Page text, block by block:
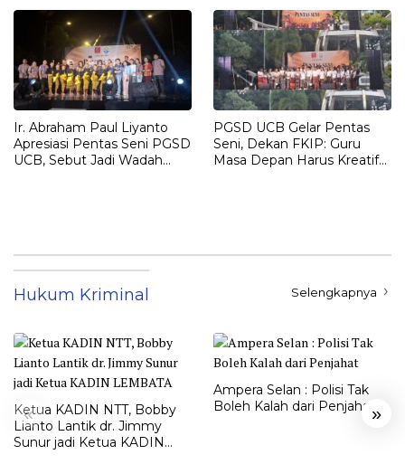
Ir. Abraham Paul Liyanto
Apresiasi Pentas Seni PGSD
UCB, Sebut Jadi Wadah
PGSD UCB Gelar Pentas
Seni, Dekan FKIP: Guru
Masa Depan Harus Kreatif
Hukum Kriminal Selengkapnya
« »
Ketua KADIN NTT, Bobby
Lianto Lantik dr. Jimmy
Sunur jadi Ketua KADIN
Ampera Selan : Polisi Tak
Boleh Kalah dari Penjahat